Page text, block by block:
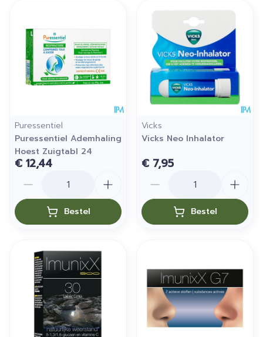
Puressentiel
Puressentiel Ademhaling
Hoest Zuigtabl 24
€ 12,44
Bestel
Vicks
Vicks Neo Inhalator
€ 7,95
Bestel